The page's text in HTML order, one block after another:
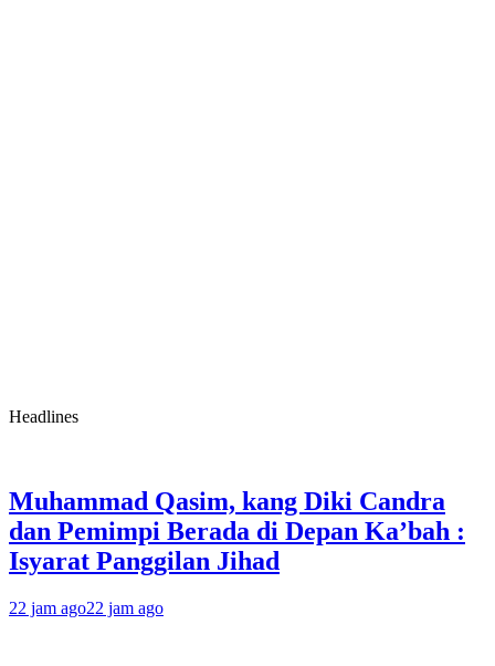
Headlines
Muhammad Qasim, kang Diki Candra
dan Pemimpi Berada di Depan Ka’bah :
Isyarat Panggilan Jihad
22 jam ago22 jam ago